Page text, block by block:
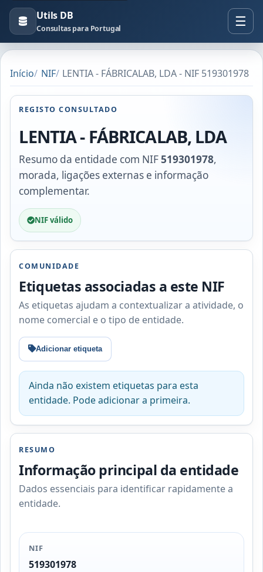
Utils DB
Consultas para Portugal
Início NIF LENTIA - FÁBRICALAB, LDA - NIF 519301978
REGISTO CONSULTADO
LENTIA - FÁBRICALAB, LDA
Resumo da entidade com NIF519301978,
morada, ligações externas e informação
complementar.
NIF válido
COMUNIDADE
Etiquetas associadas a este NIF
As etiquetas ajudam a contextualizar a atividade, o
nome comercial e o tipo de entidade.
Adicionar etiqueta
Ainda não existem etiquetas para esta
entidade. Pode adicionar a primeira.
RESUMO
Informação principal da entidade
Dados essenciais para identificar rapidamente a
entidade.
NIF
519301978